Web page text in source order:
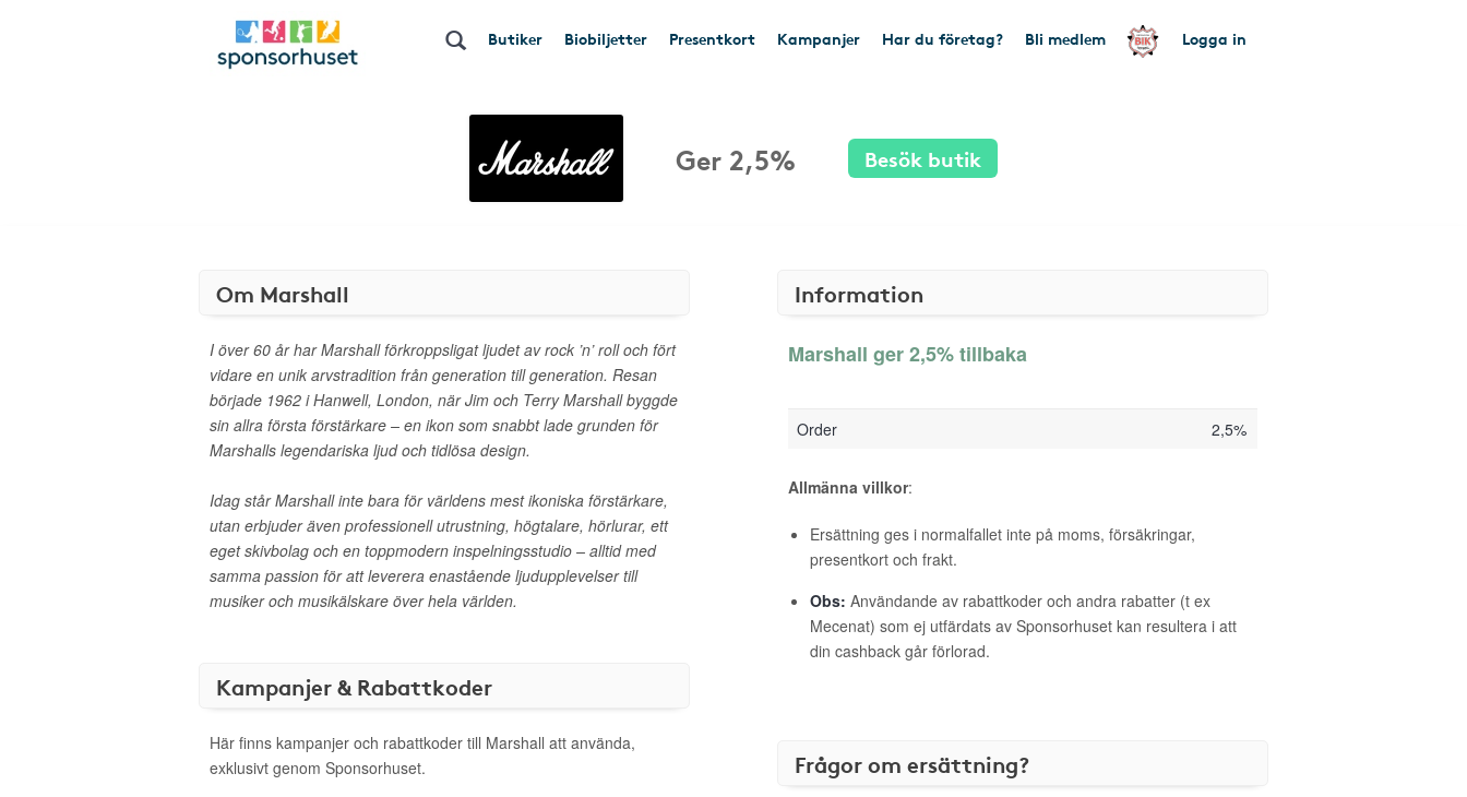
Butiker Biobiljetter Presentkort Kampanjer Har du företag? Bli medlem Logga in
Ger 2,5% Besök butik
Om Marshall
I över 60 år har Marshall förkroppsligat ljudet av rock ’n’ roll och fört
vidare en unik arvstradition från generation till generation. Resan
började 1962 i Hanwell, London, när Jim och Terry Marshall byggde
sin allra första förstärkare – en ikon som snabbt lade grunden för
Marshalls legendariska ljud och tidlösa design.
Idag står Marshall inte bara för världens mest ikoniska förstärkare,
utan erbjuder även professionell utrustning, högtalare, hörlurar, ett
eget skivbolag och en toppmodern inspelningsstudio – alltid med
samma passion för att leverera enastående ljudupplevelser till
musiker och musikälskare över hela världen.
Kampanjer & Rabattkoder
Här finns kampanjer och rabattkoder till Marshall att använda,
exklusivt genom Sponsorhuset.
Information
Marshall ger 2,5% tillbaka
Order 2,5%
Allmänna villkor:
Ersättning ges i normalfallet inte på moms, försäkringar,
presentkort och frakt.
Obs: Användande av rabattkoder och andra rabatter (t ex
Mecenat) som ej utfärdats av Sponsorhuset kan resultera i att
din cashback går förlorad.
Frågor om ersättning?